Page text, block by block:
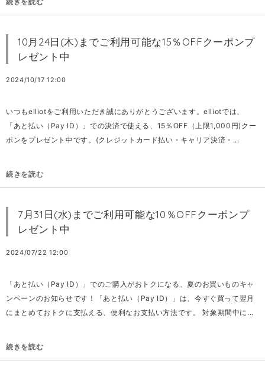
10月24日(木)までご利用可能な15％OFFクーポンプ
レゼント中
2024/10/17 12:00
いつもelliotをご利用いただき誠にありがとうございます。elliotでは、
「あと払い（Pay ID）」での決済で使える、15％OFF（上限1,000円)クー
ポンをプレゼント中です。(クレジットカード払い・キャリア決済・...
続きを読む
7月31日(水)までご利用可能な10％OFFクーポンプ
レゼント中
2024/07/22 12:00
「あと払い（Pay ID）」でのご購入がおトクになる、夏のお買いものキャ
ンペーンのお知らせです！「あと払い（Pay ID）」は、今すぐ買って翌月
にまとめておトクに支払える、便利なお支払い方法です。 対象期間中に...
続きを読む